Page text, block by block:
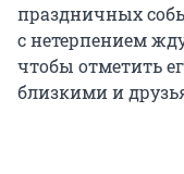
праздничных
с нетерпением
чтобы отметить
близкими и